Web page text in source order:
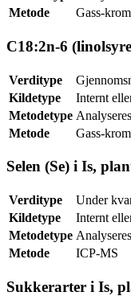
Metode
Gass-
C18:2n-6
Verditype
Kildetype
Internt
Metodetype
Metode
Gass-
Selen (Se) i Is,
Verditype
Under
Kildetype
Internt
Metodetype
Metode
ICP-MS
Sukkerarter i Is,